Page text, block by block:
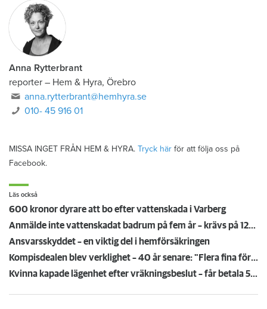
Anna Rytterbrant
reporter – Hem & Hyra, Örebro
anna.rytterbrant@hemhyra.se
010- 45 916 01
MISSA INGET FRÅN HEM & HYRA. Tryck här för att följa oss på
Facebook.
Läs också
600 kronor dyrare att bo efter vattenskada i Varberg
Anmälde inte vattenskadat badrum på fem år – krävs på 125 000 kronor
Ansvarsskyddet – en viktig del i hemförsäkringen
Kompisdealen blev verklighet – 40 år senare: "Flera fina fördelar med att dela bostad"
Kvinna kapade lägenhet efter vräkningsbeslut – får betala 50 000